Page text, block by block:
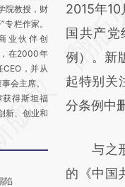
院教授，财
专栏作家。
业伙伴创
在2000年
，并从
会主席。
获得斯坦福
新、创业和
陷
AI
[https://
(https://
成，可能
新观点和
2015年10
国共产
例）。新
起特别关
分条例中
与之形
的《中国